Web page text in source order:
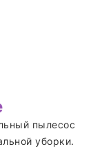
пылесос
уборки.